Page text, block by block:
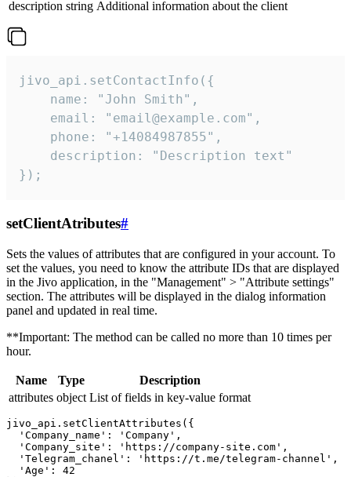
description string Additional information about the client
jivo_api.setContactInfo({
    name: "John Smith",
    email: "email@example.com",
    phone: "+14084987855",
    description: "Description text"
});
setClientAtributes#
Sets the values ​​of attributes that are configured in your account. To
set the values, you need to know the attribute IDs that are displayed
in the Jivo application, in the "Management" > "Attribute settings"
section. The attributes will be displayed in the dialog information
panel and updated in real time.
**Important: The method can be called no more than 10 times per
hour.
Name Type
Description
attributes object List of fields in key-value format
jivo_api.setClientAttributes({
  'Company_name': 'Company',
  'Company_site': 'https://company-site.com',
  'Telegram_chanel': 'https://t.me/telegram-channel',
  'Age': 42